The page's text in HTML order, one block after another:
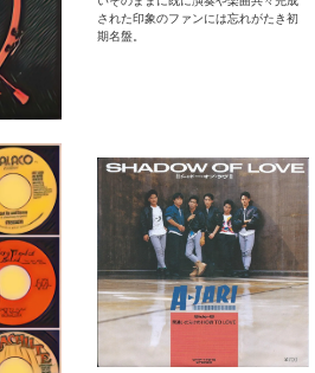
された印象のファンには忘れがたき初
期名盤。